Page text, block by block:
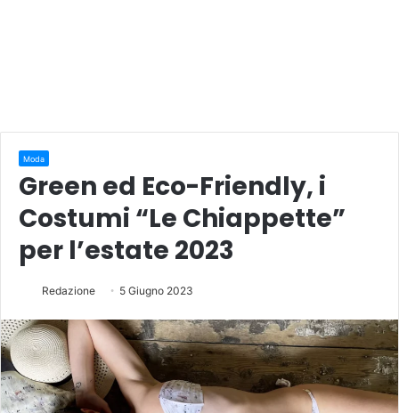
Moda
Green ed Eco-Friendly, i
Costumi “Le Chiappette”
per l’estate 2023
Redazione 5 Giugno 2023